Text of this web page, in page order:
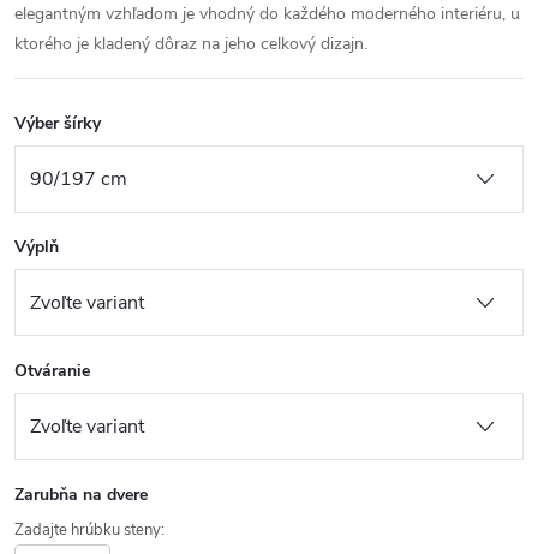
elegantným vzhľadom je vhodný do každého moderného interiéru, u
ktorého je kladený dôraz na jeho celkový dizajn.
Výber šírky
Výplň
Otváranie
Zarubňa na dvere
Zadajte hrúbku steny: